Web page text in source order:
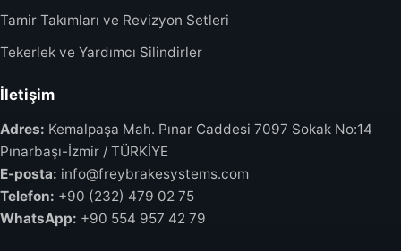
Tamir Takımları ve Revizyon Setleri
Tekerlek ve Yardımcı Silindirler
İletişim
Adres: Kemalpaşa Mah. Pınar Caddesi 7097 Sokak No:14
Pınarbaşı-İzmir / TÜRKİYE
E-posta: info@freybrakesystems.com
Telefon: +90 (232) 479 02 75
WhatsApp: +90 554 957 42 79